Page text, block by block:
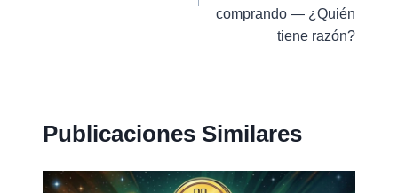
comprando — ¿Quién
tiene razón?
Publicaciones Similares